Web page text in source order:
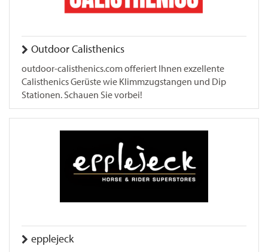
Outdoor Calisthenics
outdoor-calisthenics.com offeriert Ihnen exzellente
Calisthenics Gerüste wie Klimmzugstangen und Dip
Stationen. Schauen Sie vorbei!
epplejeck